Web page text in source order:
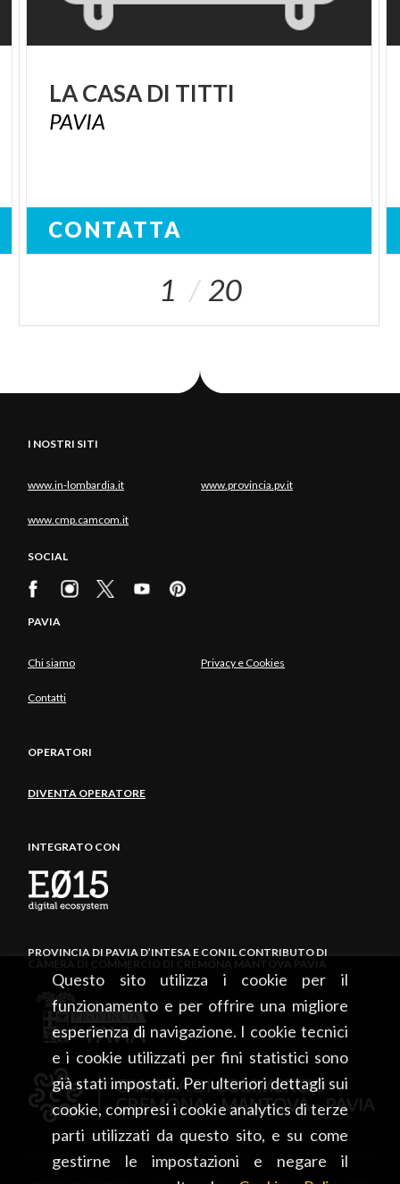
Questo sito utilizza i cookie per il
funzionamento e per offrire una migliore
esperienza di navigazione. I cookie tecnici
e i cookie utilizzati per fini statistici sono
già stati impostati. Per ulteriori dettagli sui
cookie, compresi i cookie analytics di terze
parti utilizzati da questo sito, e su come
gestirne le impostazioni e negare il
LACASA DI TITTI
PAVIA
CONTATTA
1 20
I NOSTRI SITI
www.in-lombardia.it www.provincia.pv.it
www.cmp.camcom.it
SOCIAL
PAVIA
Chi siamo Privacy e Cookies
Contatti
OPERATORI
DIVENTA OPERATORE
INTEGRATO CON
PROVINCIA DI PAVIA D’INTESA E CON IL CONTRIBUTO DI
CAMERA DI COMMERCIO DI CREMONA MANTOVA PAVIA